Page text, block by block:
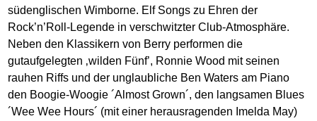
südenglischen Wimborne. Elf Songs zu Ehren der
Rock’n’Roll-Legende in verschwitzter Club-Atmosphäre.
Neben den Klassikern von Berry performen die
gutaufgelegten ‚wilden Fünf’, Ronnie Wood mit seinen
rauhen Riffs und der unglaubliche Ben Waters am Piano
den Boogie-Woogie ´Almost Grown´, den langsamen Blues
´Wee Wee Hours´ (mit einer herausragenden Imelda May)